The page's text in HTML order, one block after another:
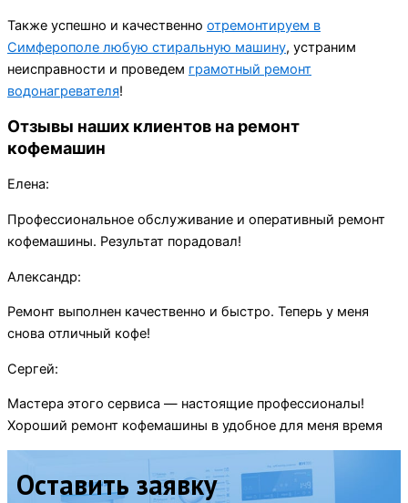
Также успешно и качественно отремонтируем в
Симферополе любую стиральную машину, устраним
неисправности и проведем грамотный ремонт
водонагревателя!
Отзывы наших клиентов на ремонт
кофемашин
Елена:
Профессиональное обслуживание и оперативный ремонт
кофемашины. Результат порадовал!
Александр:
Ремонт выполнен качественно и быстро. Теперь у меня
снова отличный кофе!
Сергей:
Мастера этого сервиса — настоящие профессионалы!
Хороший ремонт кофемашины в удобное для меня время
Оставить заявку